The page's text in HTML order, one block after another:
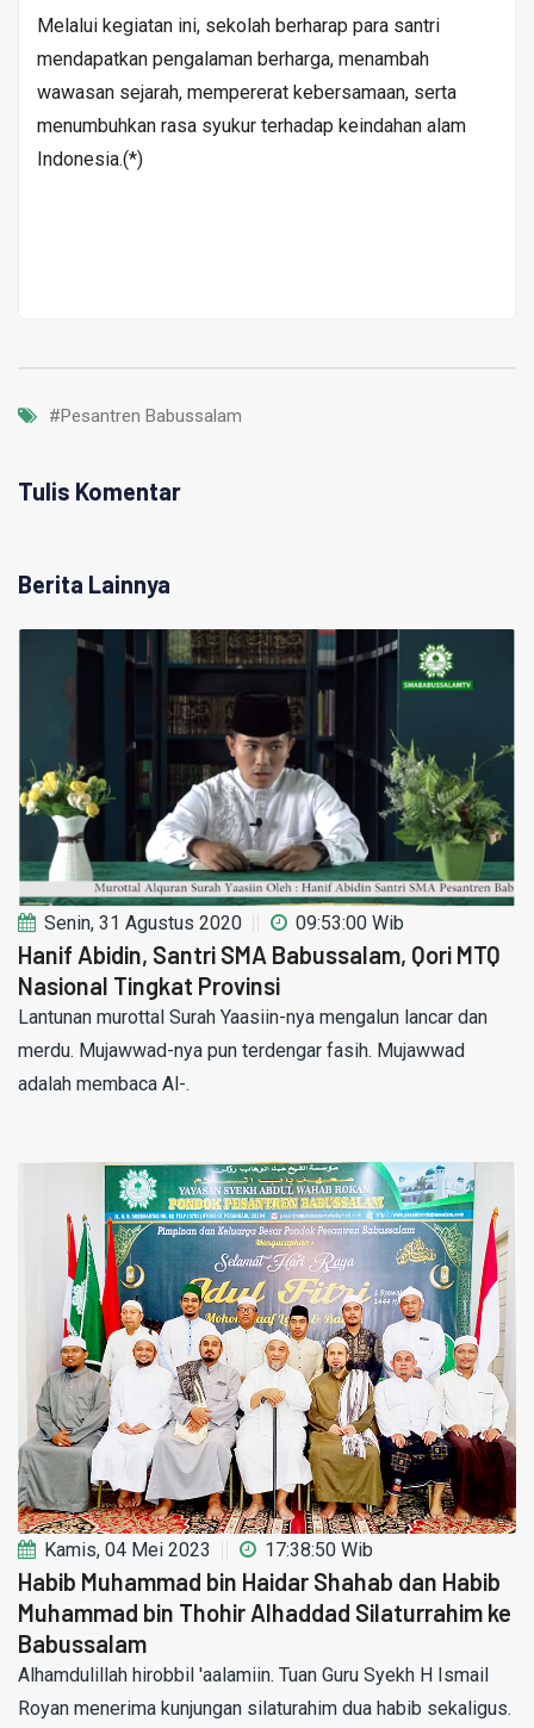
Melalui kegiatan ini, sekolah berharap para santri
mendapatkan pengalaman berharga, menambah
wawasan sejarah, mempererat kebersamaan, serta
menumbuhkan rasa syukur terhadap keindahan alam
Indonesia.(*)
#Pesantren Babussalam
Tulis Komentar
Berita Lainnya
Senin, 31 Agustus 2020 09:53:00 Wib
Hanif Abidin, Santri SMA Babussalam, Qori MTQ
Nasional Tingkat Provinsi
Lantunan murottal Surah Yaasiin-nya mengalun lancar dan
merdu. Mujawwad-nya pun terdengar fasih. Mujawwad
adalah membaca Al-.
Kamis, 04 Mei 2023 17:38:50 Wib
Habib Muhammad bin Haidar Shahab dan Habib
Muhammad bin Thohir Alhaddad Silaturrahim ke
Babussalam
Alhamdulillah hirobbil 'aalamiin. Tuan Guru Syekh H Ismail
Royan menerima kunjungan silaturahim dua habib sekaligus.